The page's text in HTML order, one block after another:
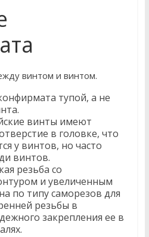
винтом и винтом.
тупой, а не
винты имеют
в головке, что
у винтов, но часто
винтов.
резьба со
и увеличенным
по типу саморезов для
резьбы в
закрепления ее в